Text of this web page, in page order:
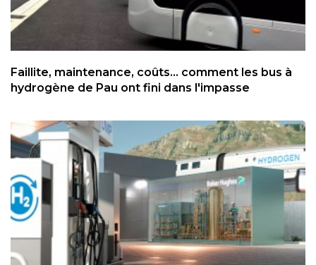
Faillite, maintenance, coûts... comment les bus à
hydrogène de Pau ont fini dans l'impasse